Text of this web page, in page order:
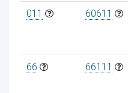
011 60611
66 66111